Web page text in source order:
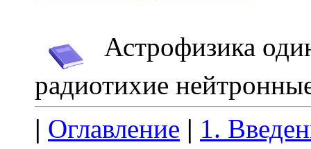
Астрофизика
радиотихие
| Оглавление | 1.